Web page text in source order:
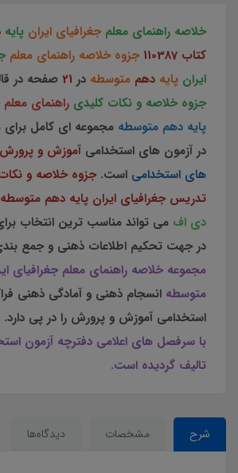
خلاصه راهنمای معلم جغرافیای ایران پایه
کتاب 110387
جزوه خلاصه راهنمای معلم
ایران پایه دهم متوسطه در صفحه در
جزوه خلاصه و نکات کلیدی راهنمای معلم
پایه دهم متوسطه مجموعه ای کامل
در آزمون های استخدامی آموزش و پرورش
های استخدامی است. جزوه خلاصه و
تدریس جغرافیای ایران پایه دهم متوسطه
دی اف می تواند مناسب ترین انتخاب
در جهت تحکیم اطلاعات ذهنی و جمع
مجموعه خلاصه راهنمای معلم جغرافیای
متوسطه انسجام ذهنی و آمادگی ذهنی
استخدامی آموزش و پرورش را در پی دارد.
با سرفصل های اعلامی دفترچه آزمون
تالیف گردیده است.
شرح مشخصات دیدگاه‌ها